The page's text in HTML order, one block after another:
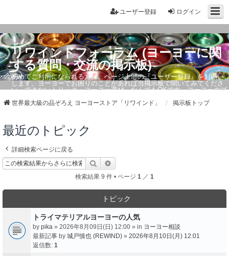
ログイン
ユーザー登録
リワインドフォーラム (ヨーヨーに関
する質問・交流の掲示板)
初めてご利用になられる方は、ページ上部の『ユーザー登録』をお願い
します。ヨーヨーでお困りのことがあれば当掲示板で聞いてみてくださ
い。できないトリック・ヨーヨー選び、なんでもOKです。ヨーヨーのプ
世界最大級の品ぞろえ ヨーヨーストア「リワインド」 掲示板トップ
最近のトピック
詳細検索ページに戻る
検索
検索結果 9 件 • ページ 1 ／ 1
トピック
トライマテリアルヨーヨーの人気
by pika » 2026年8月09日(日) 12:00 » in ヨーヨー相談
最新記事 by 城戸慎也 (REWIND) » 2026年8月10日(月) 12:01
返信数: 1